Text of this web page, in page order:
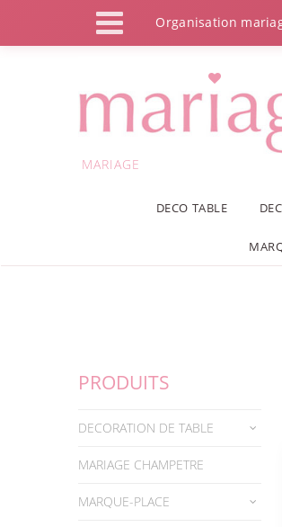
Organisation
MARIAGE
DECO TABLE
PRODUITS
DECORATION DE TABLE
MARIAGE CHAMPETRE
MARQUE-PLACE
Panneau de gestion des cookies